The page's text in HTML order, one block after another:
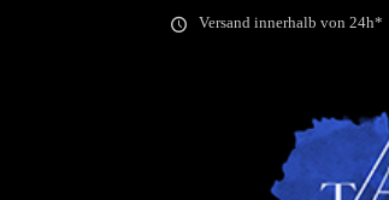
Versand innerhalb von 24h*